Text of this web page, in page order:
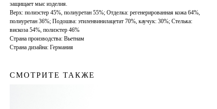
защищает мыс изделия.
Верх: полиэстер 45%, полиуретан 55%; Отделка: регенерированная кожа 64%,
полиуретан 36%; Подошва: этиленвинилацетат 70%, каучук: 30%; Стелька:
вискоза 54%, полиэстер 46%
Страна производства: Вьетнам
Страна дизайна: Германия
СМОТРИТЕ ТАКЖЕ